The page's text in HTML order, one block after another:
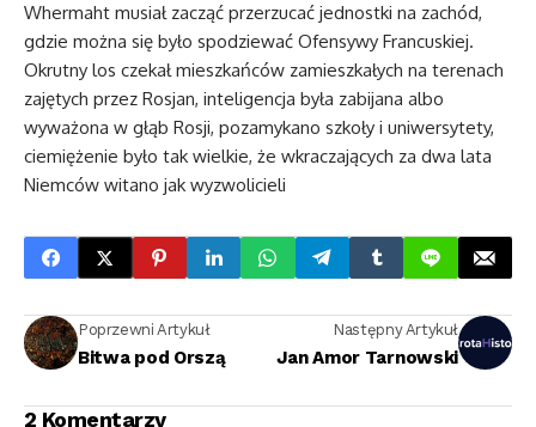
Whermaht musiał zacząć przerzucać jednostki na zachód,
gdzie można się było spodziewać Ofensywy Francuskiej.
Okrutny los czekał mieszkańców zamieszkałych na terenach
zajętych przez Rosjan, inteligencja była zabijana albo
wyważona w głąb Rosji, pozamykano szkoły i uniwersytety,
ciemiężenie było tak wielkie, że wkraczających za dwa lata
Niemców witano jak wyzwolicieli
Poprzewni Artykuł
Bitwa pod Orszą
Następny Artykuł
Jan Amor Tarnowski
2 Komentarzy